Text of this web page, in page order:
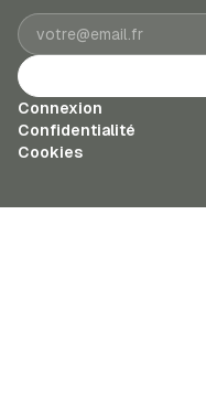
Adresse e-mail
Connexion
Confidentialité
Cookies